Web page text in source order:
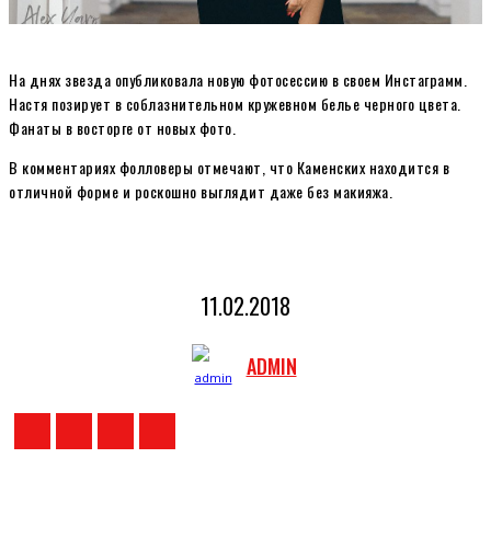
На днях звезда опубликовала новую фотосессию в своем Инстаграмм.
Настя позирует в соблазнительном кружевном белье черного цвета.
Фанаты в восторге от новых фото.
В комментариях фолловеры отмечают, что Каменских находится в
отличной форме и роскошно выглядит даже без макияжа.
11.02.2018
ADMIN